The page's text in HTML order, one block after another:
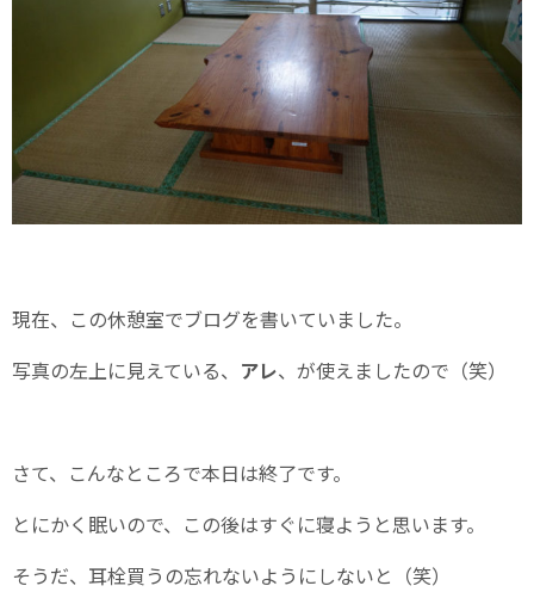
現在、この休憩室でブログを書いていました。
写真の左上に見えている、 アレ、が使えましたので（笑）
さて、こんなところで本日は終了です。
とにかく眠いので、この後はすぐに寝ようと思います。
そうだ、耳栓買うの忘れないようにしないと（笑）